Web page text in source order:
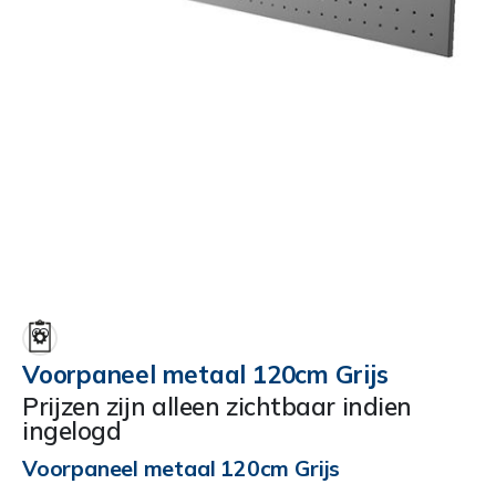
het
begin
van
de
afbeeldingen-
gallerij
Voorpaneel metaal 120cm Grijs
Prijzen zijn alleen zichtbaar indien
ingelogd
Voorpaneel metaal 120cm Grijs